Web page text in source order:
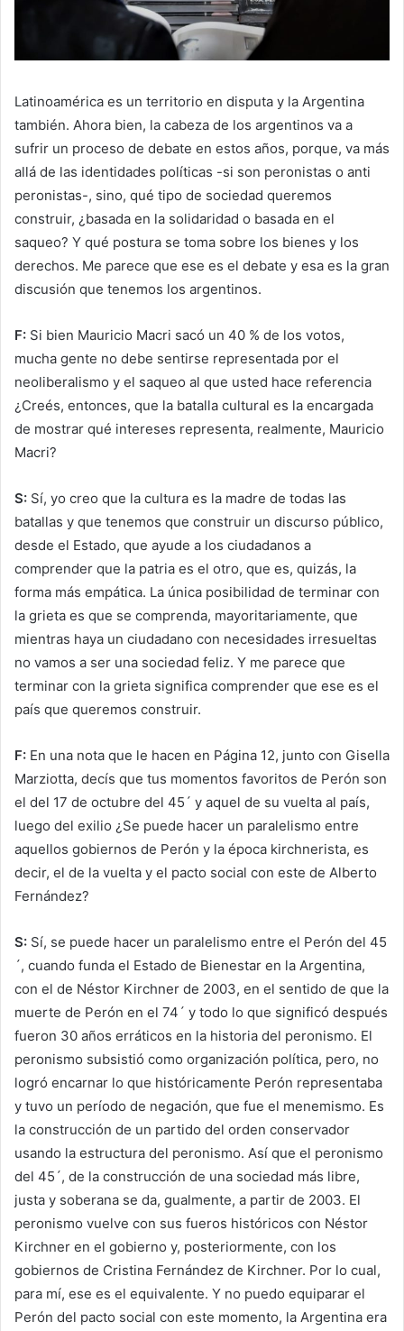
Latinoamérica es un territorio en disputa y la Argentina
también. Ahora bien, la cabeza de los argentinos va a
sufrir un proceso de debate en estos años, porque, va más
allá de las identidades políticas -si son peronistas o anti
peronistas-, sino, qué tipo de sociedad queremos
construir, ¿basada en la solidaridad o basada en el
saqueo? Y qué postura se toma sobre los bienes y los
derechos. Me parece que ese es el debate y esa es la gran
discusión que tenemos los argentinos.
F: Si bien Mauricio Macri sacó un 40 % de los votos,
mucha gente no debe sentirse representada por el
neoliberalismo y el saqueo al que usted hace referencia
¿Creés, entonces, que la batalla cultural es la encargada
de mostrar qué intereses representa, realmente, Mauricio
Macri?
S: Sí, yo creo que la cultura es la madre de todas las
batallas y que tenemos que construir un discurso público,
desde el Estado, que ayude a los ciudadanos a
comprender que la patria es el otro, que es, quizás, la
forma más empática. La única posibilidad de terminar con
la grieta es que se comprenda, mayoritariamente, que
mientras haya un ciudadano con necesidades irresueltas
no vamos a ser una sociedad feliz. Y me parece que
terminar con la grieta significa comprender que ese es el
país que queremos construir.
F: En una nota que le hacen en Página 12, junto con Gisella
Marziotta, decís que tus momentos favoritos de Perón son
el del 17 de octubre del 45´ y aquel de su vuelta al país,
luego del exilio ¿Se puede hacer un paralelismo entre
aquellos gobiernos de Perón y la época kirchnerista, es
decir, el de la vuelta y el pacto social con este de Alberto
Fernández?
S: Sí, se puede hacer un paralelismo entre el Perón del 45
´, cuando funda el Estado de Bienestar en la Argentina,
con el de Néstor Kirchner de 2003, en el sentido de que la
muerte de Perón en el 74´ y todo lo que significó después
fueron 30 años erráticos en la historia del peronismo. El
peronismo subsistió como organización política, pero, no
logró encarnar lo que históricamente Perón representaba
y tuvo un período de negación, que fue el menemismo. Es
la construcción de un partido del orden conservador
usando la estructura del peronismo. Así que el peronismo
del 45´, de la construcción de una sociedad más libre,
justa y soberana se da, gualmente, a partir de 2003. El
peronismo vuelve con sus fueros históricos con Néstor
Kirchner en el gobierno y, posteriormente, con los
gobiernos de Cristina Fernández de Kirchner. Por lo cual,
para mí, ese es el equivalente. Y no puedo equiparar el
Perón del pacto social con este momento, la Argentina era